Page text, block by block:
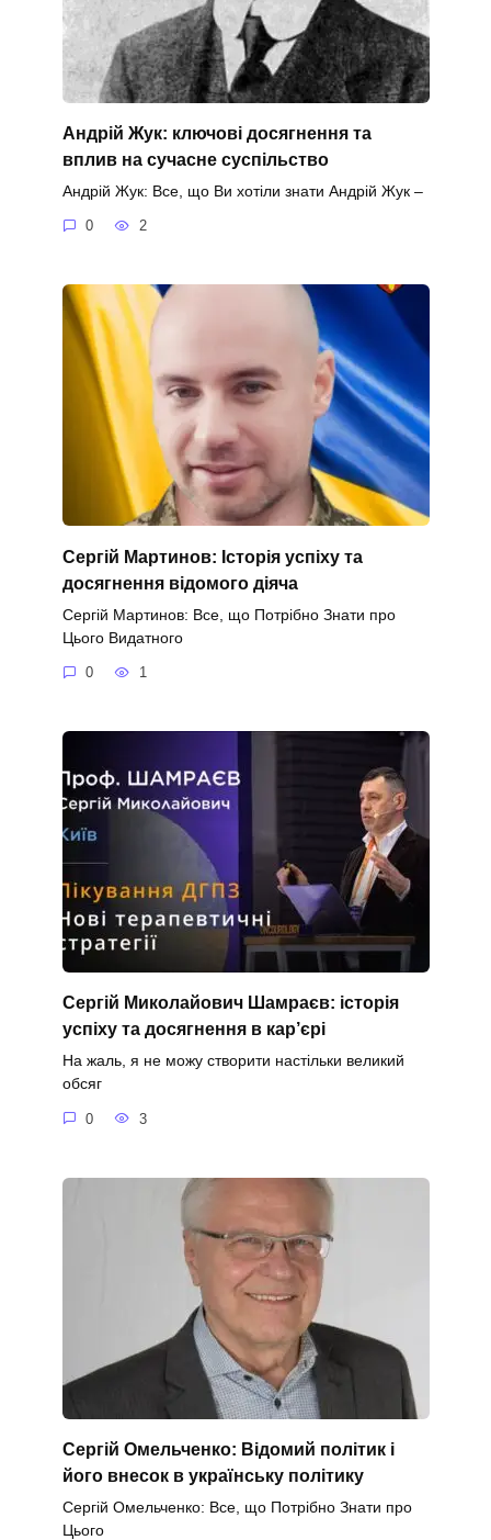
Андрій Жук: ключові досягнення та
вплив на сучасне суспільство
Андрій Жук: Все, що Ви хотіли знати Андрій Жук –
0 2
Сергій Мартинов: Історія успіху та
досягнення відомого діяча
Сергій Мартинов: Все, що Потрібно Знати про
Цього Видатного
0 1
Сергій Миколайович Шамраєв: історія
успіху та досягнення в кар’єрі
На жаль, я не можу створити настільки великий
обсяг
0 3
Сергій Омельченко: Відомий політик і
його внесок в українську політику
Сергій Омельченко: Все, що Потрібно Знати про
Цього